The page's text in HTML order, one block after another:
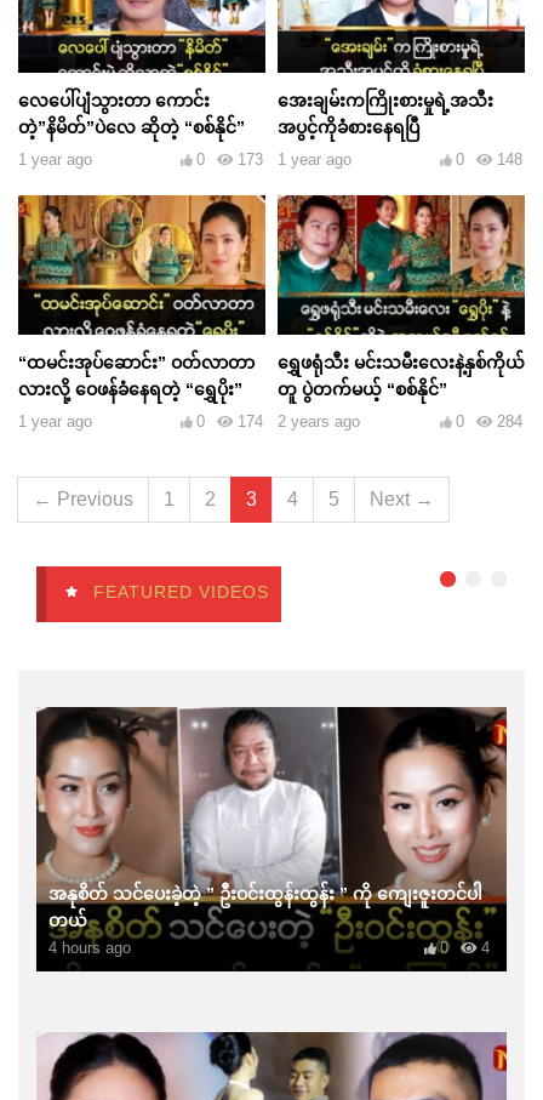
လေပေါ်ပျံသွားတာ ကောင်း
တဲ့”နိမိတ်”ပဲလေ ဆိုတဲ့ “စစ်နိုင်”
1 year ago 173
0
အေးချမ်းကကြိုးစားမှုရဲ့အသီး
အပွင့်ကိုခံစားနေရပြီ
1 year ago 148
0
“ထမင်းအုပ်ဆောင်း” ဝတ်လာတာ
လားလို့ ဝေဖန်ခံနေရတဲ့ “ရွှေပိုး”
1 year ago 174
0
ရွှေဖရုံသီး မင်းသမီးလေးနဲ့နှစ်ကိုယ်
တူ ပွဲတက်မယ့် “စစ်နိုင်”
2 years ago 284
0
← Previous 1 2 3 4 5 Next →
FEATURED VIDEOS
အနုစိတ် သင်ပေးခဲ့တဲ့ ” ဦးဝင်းထွန်းထွန်း ” ကို ကျေးဇူးတင်ပါ
တယ်
4 hours ago 4
0